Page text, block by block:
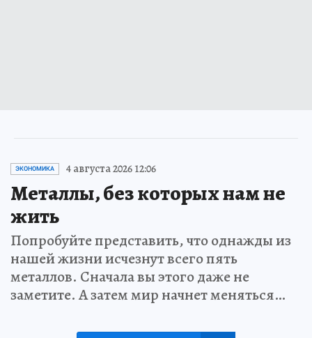
ЭКОНОМИКА 4 августа 2026 12:06
Металлы, без которых нам не
жить
Попробуйте представить, что однажды из
нашей жизни исчезнут всего пять
металлов. Сначала вы этого даже не
заметите. А затем мир начнет меняться…